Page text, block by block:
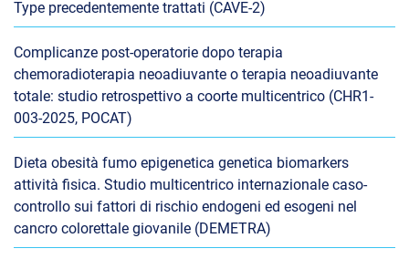
Type precedentemente trattati (CAVE-2)
Complicanze post-operatorie dopo terapia
chemoradioterapia neoadiuvante o terapia neoadiuvante
totale: studio retrospettivo a coorte multicentrico (CHR1-
003-2025, POCAT)
Dieta obesità fumo epigenetica genetica biomarkers
attività fisica. Studio multicentrico internazionale caso-
controllo sui fattori di rischio endogeni ed esogeni nel
cancro colorettale giovanile (DEMETRA)